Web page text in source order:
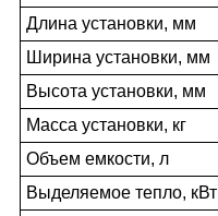
Длина установки, мм
Ширина установки, мм
Высота установки, мм
Масса установки, кг
Объем емкости, л
Выделяемое тепло, кВт